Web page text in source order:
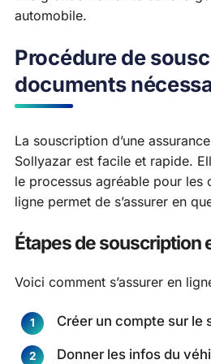
automobile.
Procédure de
documents
La souscription d’une
Sollyazar est facile et rapide.
le processus agréable pour les
ligne permet de s’assurer en
Étapes de souscription
Voici comment s’assurer en
Créer un compte sur le
Donner les infos du